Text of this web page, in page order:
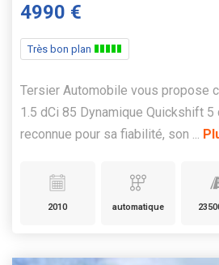
4990 €
Très bon plan
Tersier Automobile vous propose
1.5 dCi 85 Dynamique Quickshift
reconnue pour sa fiabilité, son ...
2010 automatique